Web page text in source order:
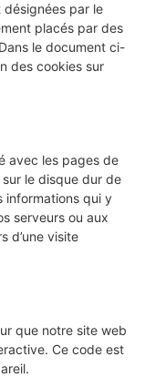
par le
placés par des
le document ci-
des cookies sur
avec les pages de
le disque dur de
informations qui y
serveurs ou aux
d’une visite
que notre site web
Ce code est